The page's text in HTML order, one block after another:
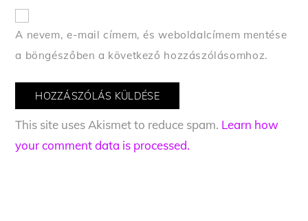
A nevem, e-mail címem, és weboldalcímem mentése
a böngészőben a következő hozzászólásomhoz.
This site uses Akismet to reduce spam. Learn how
your comment data is processed.